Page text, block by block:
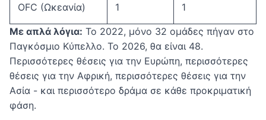
OFC (Ωκεανία) 1 1
Με απλά λόγια: Το 2022, μόνο 32 ομάδες πήγαν στο
Παγκόσμιο Κύπελλο. Το 2026, θα είναι 48.
Περισσότερες θέσεις για την Ευρώπη, περισσότερες
θέσεις για την Αφρική, περισσότερες θέσεις για την
Ασία - και περισσότερο δράμα σε κάθε προκριματική
φάση.